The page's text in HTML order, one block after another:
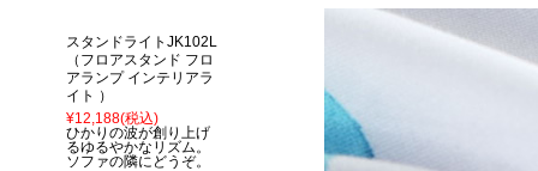
スタンドライトJK102L
（フロアスタンド フロ
アランプ インテリアラ
イト ）
¥12,188(税込)
ひかりの波が創り上げ
るゆるやかなリズム。
ソファの隣にどうぞ。